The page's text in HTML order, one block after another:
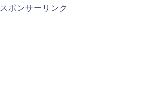
スポンサーリンク